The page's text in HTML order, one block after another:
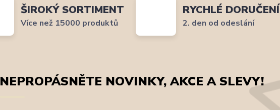
ŠIROKÝ SORTIMENT
Více než 15000 produktů
RYCHLÉ DORUČENÍ
2. den od odeslání
NEPROPÁSNĚTE NOVINKY, AKCE A SLEVY!